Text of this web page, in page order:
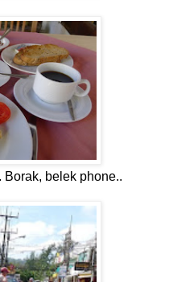
Borak, belek phone..